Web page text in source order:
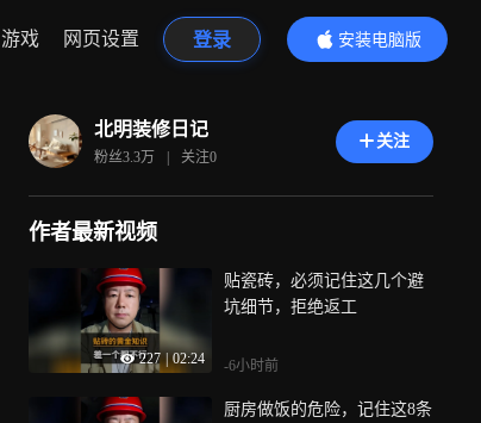
游戏 网页设置 登录
安装电脑版
内容更精彩
北明装修日记
粉丝3.3万 | 关注0
关注
作者最新视频
227 02:24
贴瓷砖，必须记住这几个避
坑细节，拒绝返工
-6小时前
厨房做饭的危险，记住这8条